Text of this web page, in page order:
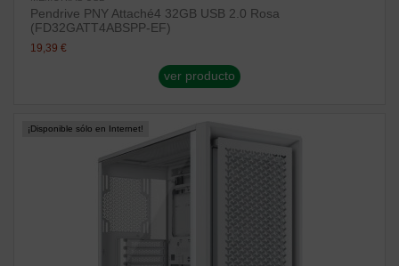
Pendrive PNY Attaché4 32GB USB 2.0 Rosa
(FD32GATT4ABSPP-EF)
19,39 €
ver producto
¡Disponible sólo en Internet!